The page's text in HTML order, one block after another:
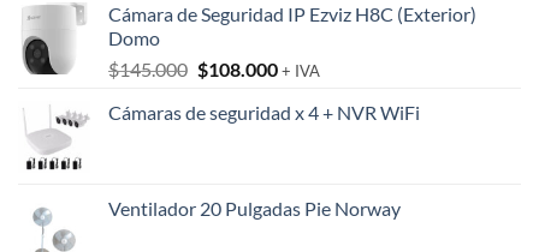
Cámara de Seguridad IP Ezviz H8C (Exterior)
Domo
$145.000 El
original
$108.000El
actual
+ IVA
Cámaras de seguridad x 4 + NVR WiFi
Ventilador 20 Pulgadas Pie Norway